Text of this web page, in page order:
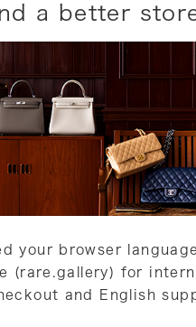
a better
your browser
(rare.gallery) for
and English
お支払いについて
以下のお支払方法が利用可能です
クレジットカード
ショッピングローン
銀行振込・郵便振替
代金引換
Amazon Pay
PayPay
店頭支払い
詳しくはこちら